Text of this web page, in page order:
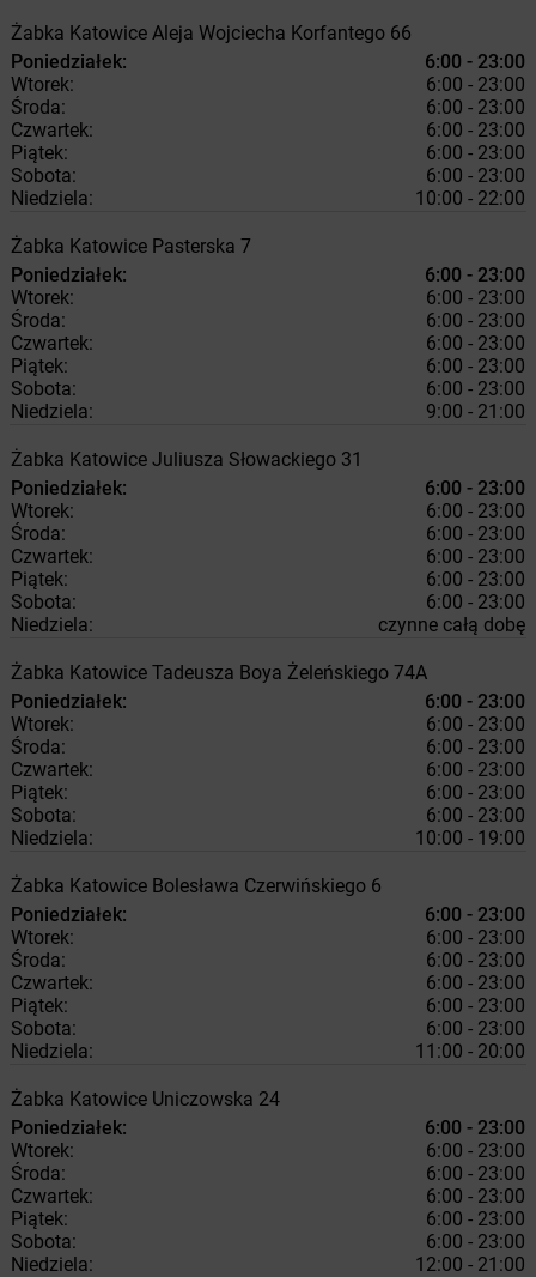
Żabka Katowice Aleja Wojciecha Korfantego 66
Poniedziałek:
6:00 - 23:00
Wtorek:
6:00 - 23:00
Środa:
6:00 - 23:00
Czwartek:
6:00 - 23:00
Piątek:
6:00 - 23:00
Sobota:
6:00 - 23:00
Niedziela:
10:00 - 22:00
Żabka Katowice Pasterska 7
Poniedziałek:
6:00 - 23:00
Wtorek:
6:00 - 23:00
Środa:
6:00 - 23:00
Czwartek:
6:00 - 23:00
Piątek:
6:00 - 23:00
Sobota:
6:00 - 23:00
Niedziela:
9:00 - 21:00
Żabka Katowice Juliusza Słowackiego 31
Poniedziałek:
6:00 - 23:00
Wtorek:
6:00 - 23:00
Środa:
6:00 - 23:00
Czwartek:
6:00 - 23:00
Piątek:
6:00 - 23:00
Sobota:
6:00 - 23:00
Niedziela:
czynne całą dobę
Żabka Katowice Tadeusza Boya Żeleńskiego 74A
Poniedziałek:
6:00 - 23:00
Wtorek:
6:00 - 23:00
Środa:
6:00 - 23:00
Czwartek:
6:00 - 23:00
Piątek:
6:00 - 23:00
Sobota:
6:00 - 23:00
Niedziela:
10:00 - 19:00
Żabka Katowice Bolesława Czerwińskiego 6
Poniedziałek:
6:00 - 23:00
Wtorek:
6:00 - 23:00
Środa:
6:00 - 23:00
Czwartek:
6:00 - 23:00
Piątek:
6:00 - 23:00
Sobota:
6:00 - 23:00
Niedziela:
11:00 - 20:00
Żabka Katowice Uniczowska 24
Poniedziałek:
6:00 - 23:00
Wtorek:
6:00 - 23:00
Środa:
6:00 - 23:00
Czwartek:
6:00 - 23:00
Piątek:
6:00 - 23:00
Sobota:
6:00 - 23:00
Niedziela:
12:00 - 21:00